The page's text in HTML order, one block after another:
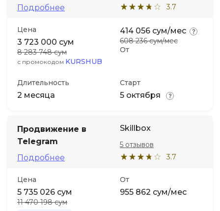
Подробнее
3.7
Цена
3 723 000 сум
8 283 748 сум
с промокодом KURSHUB
От
414 056 сум/мес
608 236 сум/мес
Длительность
2 месяца
Старт
5 октября
Продвижение в
Telegram
Подробнее
Skillbox
3.7
5 отзывов
Цена
5 735 026 сум
11 470 198 сум
От
955 862 сум/мес